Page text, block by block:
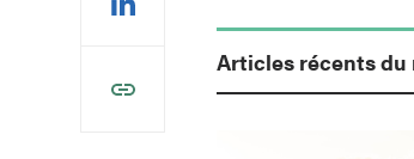
Articles récents du